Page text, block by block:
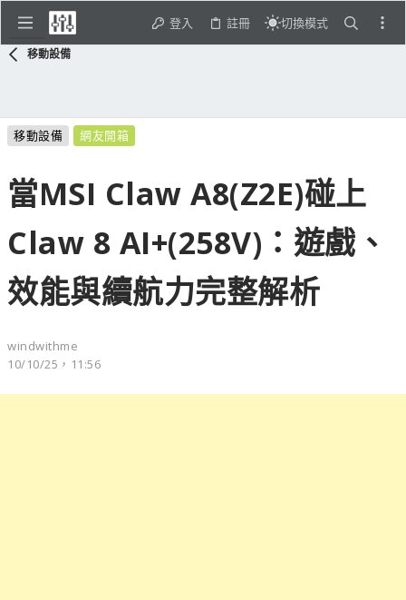
登入 註冊 切換模式
移動設備
移動設備 網友開箱
當MSI Claw A8(Z2E)碰上
Claw 8 AI+(258V)：遊戲、
效能與續航力完整解析
windwithme
10/10/25，11:56